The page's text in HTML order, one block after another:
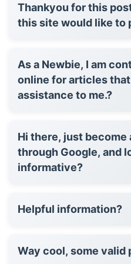
Thankyou for this post,
this site would like to
As a Newbie, I am
online for articles
assistance to me.?
Hi there, just
through Google, and
informative?
Helpful information?
Way cool, some valid